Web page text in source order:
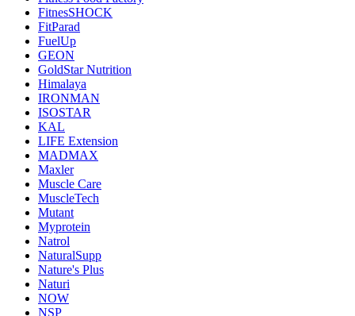
FitnesSHOCK
FitParad
FuelUp
GEON
GoldStar Nutrition
Himalaya
IRONMAN
ISOSTAR
KAL
LIFE Extension
MADMAX
Maxler
Muscle Care
MuscleTech
Mutant
Myprotein
Natrol
NaturalSupp
Nature's Plus
Naturi
NOW
NSP